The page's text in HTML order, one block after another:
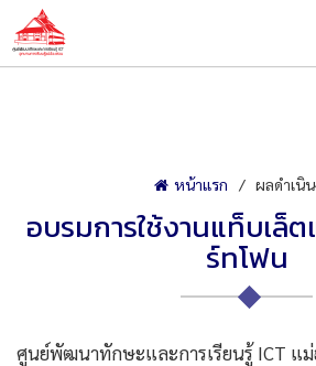
หน้าแรก ผลดำเนิ
อบรมการใช้งานแท็บเล็
ร์ทโฟน
ศูนย์พัฒนาทักษะและการเรียนรู้ ICT แ